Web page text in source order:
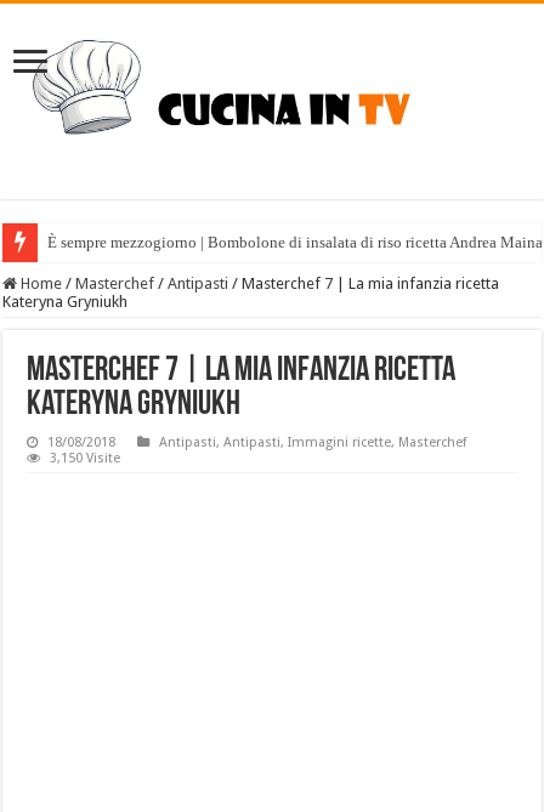
È sempre mezzogiorno | Bombolone di insalata di riso ricetta Andrea
Home / Masterchef / Antipasti / Masterchef 7 | La mia infanzia ricetta
Kateryna Gryniukh
Masterchef 7 | La mia infanzia ricetta
Kateryna Gryniukh
18/08/2018 Antipasti,Antipasti,Immagini ricette, Masterchef
3,150 Visite